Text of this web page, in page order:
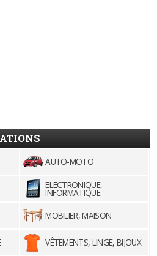
AUTO-MOTO
ELECTRONIQUE,
INFORMATIQUE
MOBILIER, MAISON
VÊTEMENTS, LINGE, BIJOUX